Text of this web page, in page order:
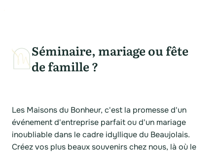
Séminaire, mariage ou fête
de famille ?
Les Maisons du Bonheur, c'est la promesse d'un
événement d'entreprise parfait ou d'un mariage
inoubliable dans le cadre idyllique du Beaujolais.
Créez vos plus beaux souvenirs chez nous, là où le